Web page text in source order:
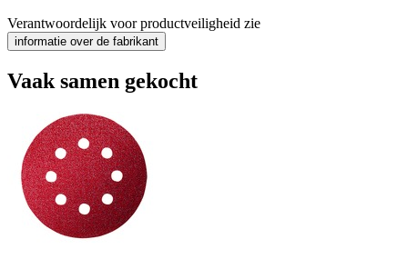
Verantwoordelijk voor productveiligheid zie
informatie over de fabrikant
Vaak samen gekocht